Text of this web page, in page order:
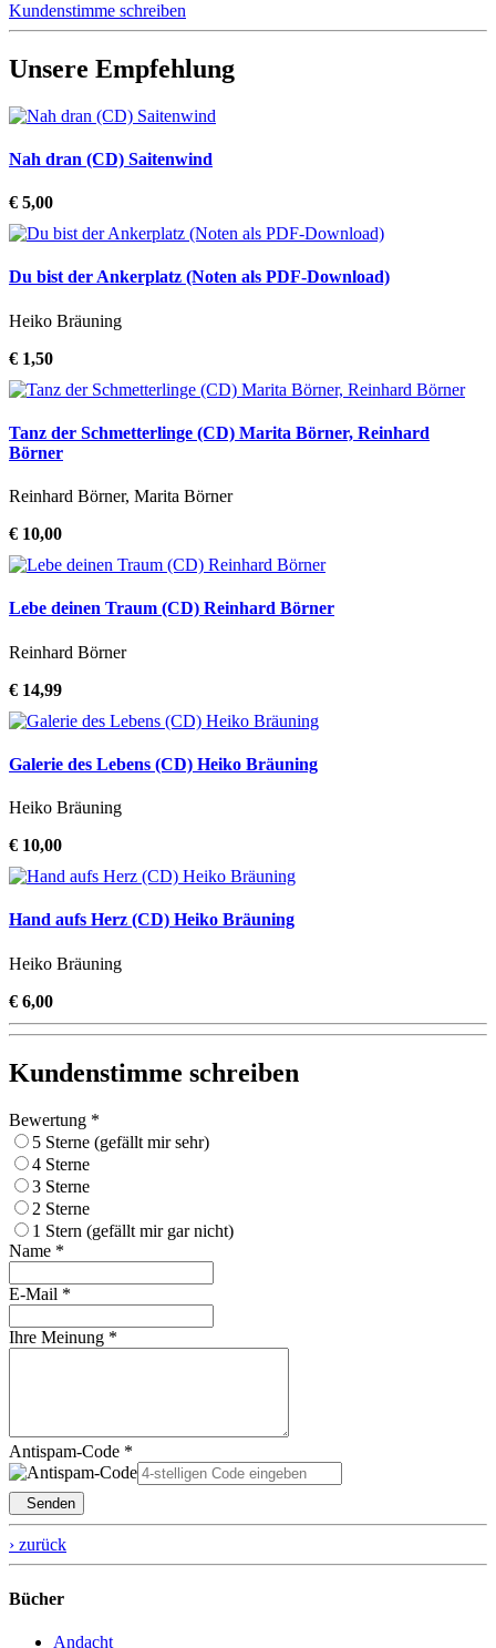
Kundenstimme schreiben
Unsere Empfehlung
Nah dran (CD) Saitenwind
€ 5,00
Du bist der Ankerplatz (Noten als PDF-Download)
Heiko Bräuning
€ 1,50
Tanz der Schmetterlinge (CD) Marita Börner, Reinhard
Börner
Reinhard Börner, Marita Börner
€ 10,00
Lebe deinen Traum (CD) Reinhard Börner
Reinhard Börner
€ 14,99
Galerie des Lebens (CD) Heiko Bräuning
Heiko Bräuning
€ 10,00
Hand aufs Herz (CD) Heiko Bräuning
Heiko Bräuning
€ 6,00
Kundenstimme schreiben
Bewertung *
5 Sterne (gefällt mir sehr)
4 Sterne
3 Sterne
2 Sterne
1 Stern (gefällt mir gar nicht)
Name *
E-Mail *
Ihre Meinung *
Antispam-Code *
Senden
› zurück
Bücher
Andacht